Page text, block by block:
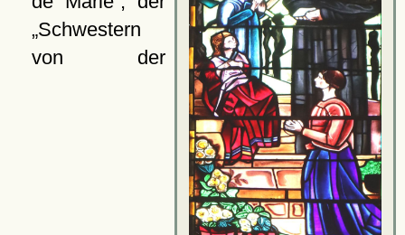
Schwestern
von der